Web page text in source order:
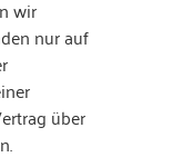
wir
nur auf
über